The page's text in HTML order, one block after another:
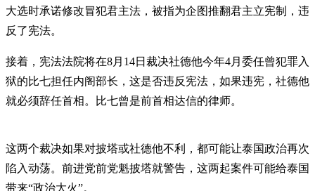
大选时承诺修改冒犯君主法，被指为企图推翻君主立宪制，违
反了宪法。
接着，宪法法院将在8月14日裁决社德他今年4月委任曾犯罪入
狱的比七担任内阁部长，这是否违反宪法，如果违宪，社德他
就必须辞任首相。比七曾是前首相达信的律师。
这两个裁决如果对披塔或社德他不利，都可能让泰国政治再次
陷入动荡。前进党前党魁披塔就警告，这两起案件可能给泰国
带来“政治大火”。